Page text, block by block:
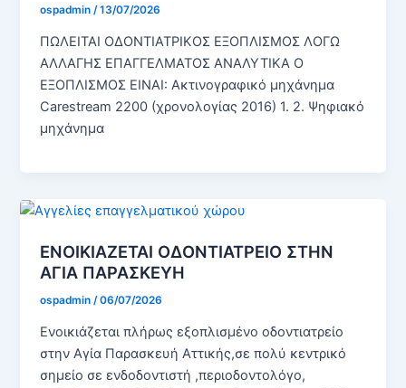
ospadmin /13/07/2026
ΠΩΛΕΙΤΑΙ ΟΔΟΝΤΙΑΤΡΙΚΟΣ ΕΞΟΠΛΙΣΜΟΣ ΛΟΓΩ
ΑΛΛΑΓΗΣ ΕΠΑΓΓΕΛΜΑΤΟΣ ΑΝΑΛΥΤΙΚΑ Ο
ΕΞΟΠΛΙΣΜΟΣ ΕΙΝΑΙ: Ακτινογραφικό μηχάνημα
Carestream 2200 (χρονολογίας 2016) 1. 2. Ψηφιακό
μηχάνημα
ΕΝΟΙΚΙΑΖΕΤΑΙ ΟΔΟΝΤΙΑΤΡΕΙΟ ΣΤΗΝ
ΑΓΙΑ ΠΑΡΑΣΚΕΥΗ
ospadmin /06/07/2026
Ενοικιάζεται πλήρως εξοπλισμένο οδοντιατρείο
στην Αγία Παρασκευή Αττικής,σε πολύ κεντρικό
σημείο σε ενδοδοντιστή ,περιοδοντολόγο,